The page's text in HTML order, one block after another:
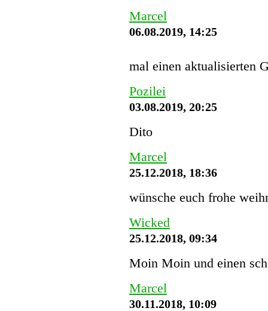
Marcel
06.08.2019, 14:25
mal einen aktualisierten
Pozilei
03.08.2019, 20:25
Dito
Marcel
25.12.2018, 18:36
wünsche euch frohe
Wicked
25.12.2018, 09:34
Moin Moin und einen
Marcel
30.11.2018, 10:09